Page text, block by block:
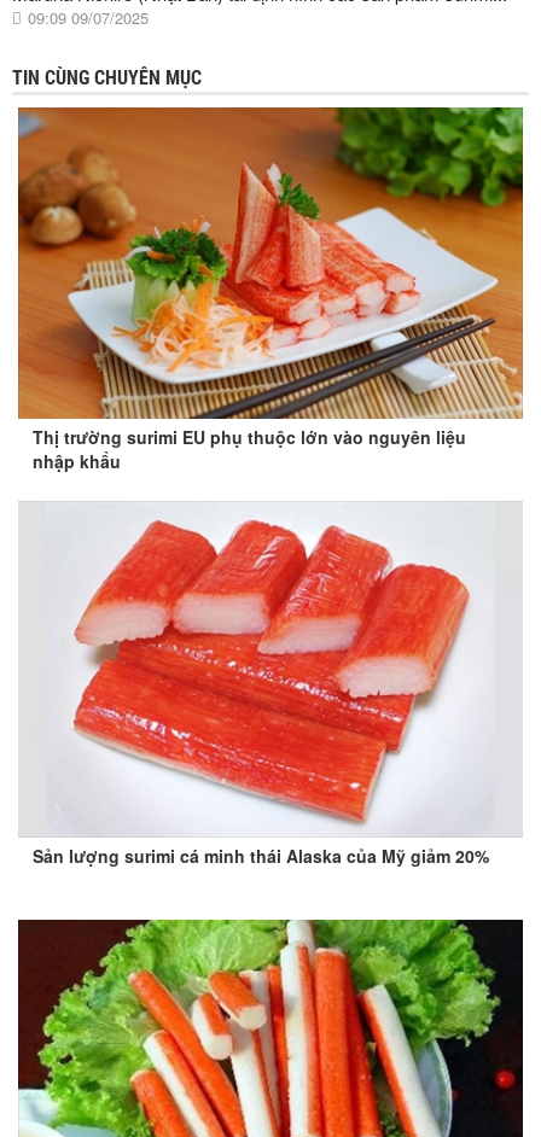
09:09 09/07/2025
TIN CÙNG CHUYÊN MỤC
Thị trường surimi EU phụ thuộc lớn vào nguyên liệu
nhập khẩu
Sản lượng surimi cá minh thái Alaska của Mỹ giảm 20%